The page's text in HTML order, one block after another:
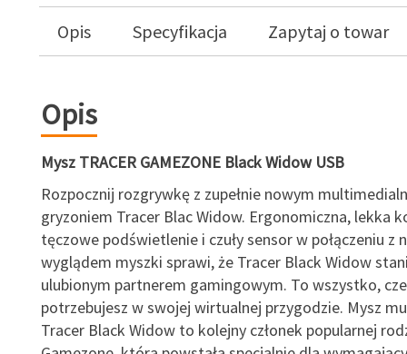
Opis Specyfikacja Zapytaj o towar
Opis
Mysz TRACER GAMEZONE Black Widow USB
Rozpocznij rozgrywkę z zupełnie nowym
gryzoniem Tracer Blac Widow. Ergonomiczna, lekka
tęczowe podświetlenie i czuły sensor w połączeniu z
wyglądem myszki sprawi, że Tracer Black Widow
ulubionym partnerem gamingowym. To wszystko,
potrzebujesz w swojej wirtualnej przygodzie. Mysz
Tracer Black Widow to kolejny członek popularnej